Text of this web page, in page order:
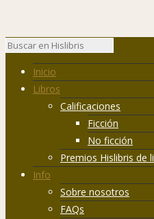
Inicio
Libros
Calificaciones
Ficción
No ficción
Premios Hislibris de
Info
Sobre nosotros
FAQs